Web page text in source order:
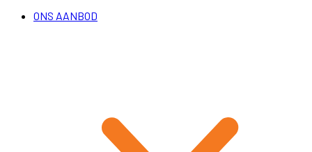
ONS AANBOD